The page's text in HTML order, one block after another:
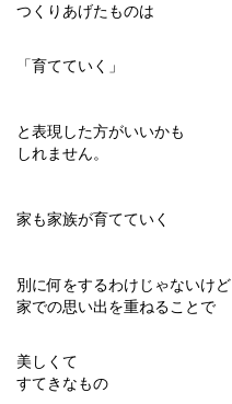
つくりあげたものは
「育てていく」
と表現した方がいいかも
しれません。
家も家族が育てていく
別に何をするわけじゃないけど
家での思い出を重ねることで
美しくて
すてきなもの